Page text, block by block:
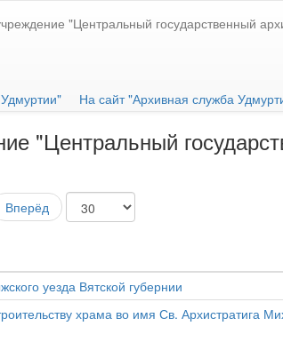
"Центральный государственный
На сайт "Архивная служба
"Центральный
Вперёд
уезда Вятской губернии
храма во имя Св. Архистратига